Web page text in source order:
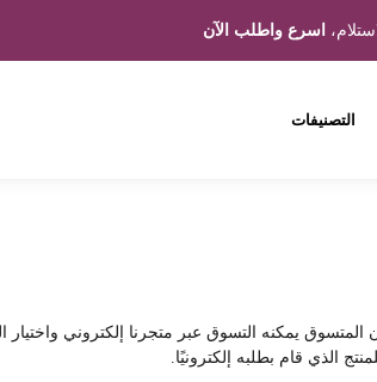
اسرع واطلب الآن
التصنيفات
يمكنه التسوق عبر متجرنا إلكتروني
الذي قام بطلبه إلكترونيًا.